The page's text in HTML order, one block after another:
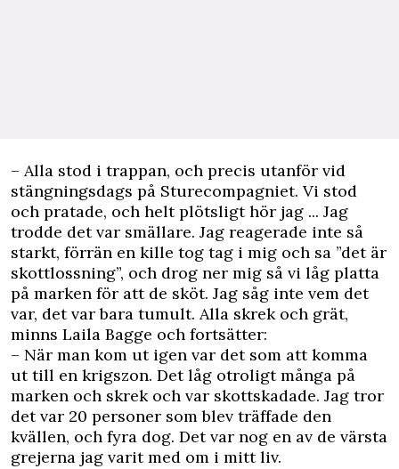
– Alla stod i trappan, och precis utanför vid
stängningsdags på Sturecompagniet. Vi stod
och pratade, och helt plötsligt hör jag ... Jag
trodde det var smällare. Jag reagerade inte så
starkt, förrän en kille tog tag i mig och sa ”det är
skottlossning”, och drog ner mig så vi låg platta
på marken för att de sköt. Jag såg inte vem det
var, det var bara tumult. Alla skrek och grät,
minns Laila Bagge och fortsätter:
– När man kom ut igen var det som att komma
ut till en krigszon. Det låg otroligt många på
marken och skrek och var skottskadade. Jag tror
det var 20 personer som blev träffade den
kvällen, och fyra dog. Det var nog en av de värsta
grejerna jag varit med om i mitt liv.